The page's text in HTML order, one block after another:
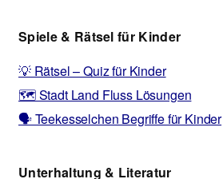
Spiele & Rätsel für Kinder
💡 Rätsel – Quiz für Kinder
🗺️ Stadt Land Fluss Lösungen
🗣️ Teekesselchen Begriffe für Kinder
Unterhaltung & Literatur